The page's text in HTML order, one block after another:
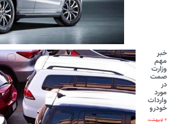
خبر
مهم
وزارت
صمت
در
مورد
واردات
خودرو
۲ اردیبهشت